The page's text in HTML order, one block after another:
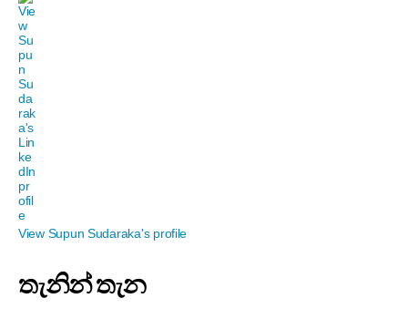
View Supun Sudaraka's profile
තැනින් තැන